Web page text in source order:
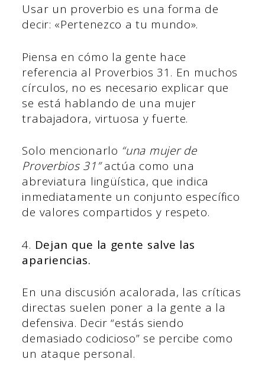
Usar un proverbio es una forma de
decir: «Pertenezco a tu mundo».
Piensa en cómo la gente hace
referencia al Proverbios 31. En muchos
círculos, no es necesario explicar que
se está hablando de una mujer
trabajadora, virtuosa y fuerte.
Solo mencionarlo “una mujer de
Proverbios 31”actúa como una
abreviatura lingüística, que indica
inmediatamente un conjunto específico
de valores compartidos y respeto.
4. Dejan que la gente salve las
apariencias.
En una discusión acalorada, las críticas
directas suelen poner a la gente a la
defensiva. Decir “estás siendo
demasiado codicioso” se percibe como
un ataque personal.